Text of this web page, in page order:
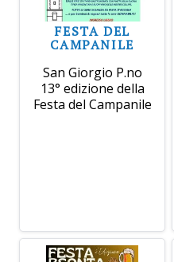
FESTA DEL
CAMPANILE
San Giorgio P.no
13° edizione della
Festa del Campanile